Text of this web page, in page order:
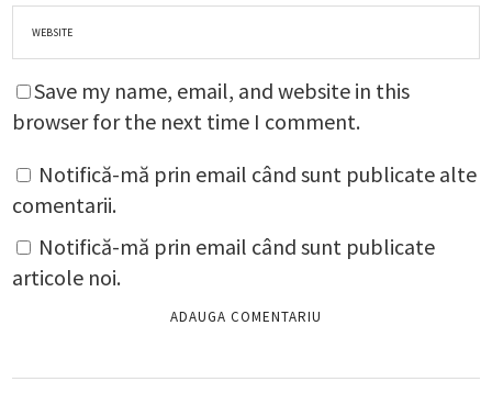
Save my name, email, and website in this
browser for the next time I comment.
Notifică-mă prin email când sunt publicate alte
comentarii.
Notifică-mă prin email când sunt publicate
articole noi.